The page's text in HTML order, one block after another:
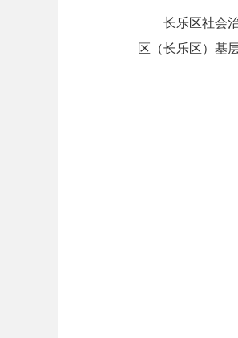
长乐区社会治
区（长乐区）基